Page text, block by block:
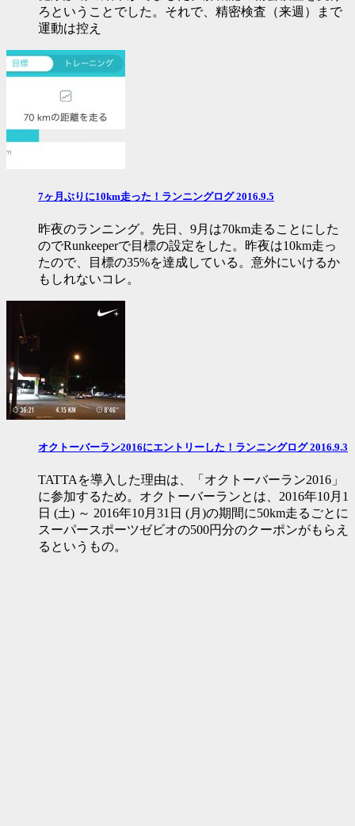
ろということでした。それで、精密検査（来週）まで
運動は控え
7ヶ月ぶりに10km走った！ランニングログ 2016.9.5
昨夜のランニング。先日、9月は70km走ることにした
のでRunkeeperで目標の設定をした。昨夜は10km走っ
たので、目標の35%を達成している。意外にいけるか
もしれないコレ。
オクトーバーラン2016にエントリーした！ランニングログ 2016.9.3
TATTAを導入した理由は、「オクトーバーラン2016」
に参加するため。オクトーバーランとは、2016年10月1
日 (土) ～ 2016年10月31日 (月)の期間に50km走るごとに
スーパースポーツゼビオの500円分のクーポンがもらえ
るというもの。